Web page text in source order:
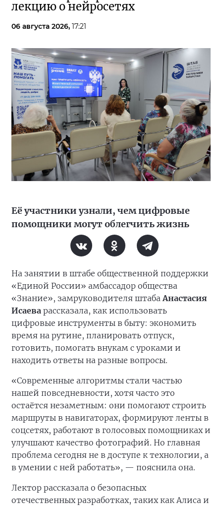
лекцию о нейросетях
06 августа 2026, 17:21
Её участники узнали, чем цифровые
помощники могут облегчить жизнь
На занятии в штабе общественной поддержки
«Единой России» амбассадор общества
«Знание», замруководителя штабаАнастасия
Исаева рассказала, как использовать
цифровые инструменты в быту: экономить
время на рутине, планировать отпуск,
готовить, помогать внукам с уроками и
находить ответы на разные вопросы.
«Современные алгоритмы стали частью
нашей повседневности, хотя часто это
остаётся незаметным: они помогают строить
маршруты в навигаторах, формируют ленты в
соцсетях, работают в голосовых помощниках и
улучшают качество фотографий. Но главная
проблема сегодня не в доступе к технологии, а
в умении с ней работать», — пояснила она.
Лектор рассказала о безопасных
отечественных разработках, таких как Алиса и